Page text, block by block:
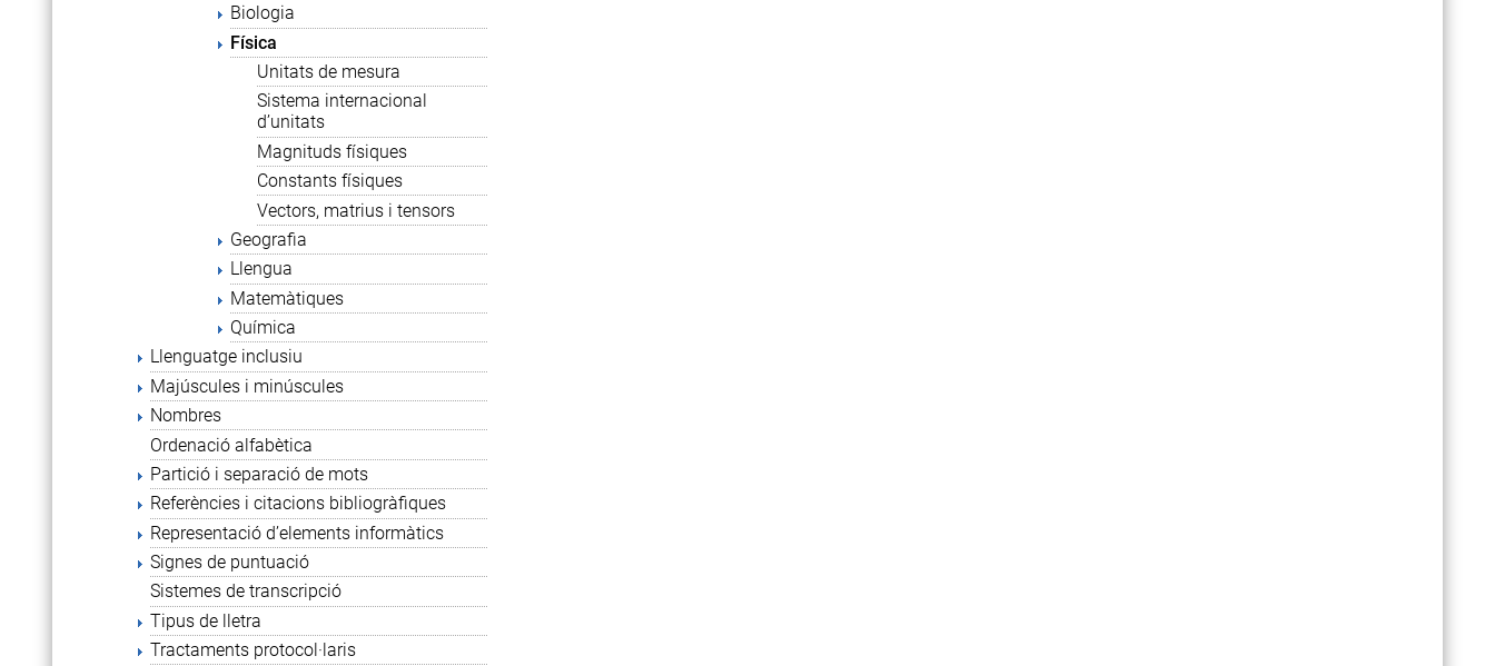
Biologia
Física
Unitats de mesura
Sistema internacional
d’unitats
Magnituds físiques
Constants físiques
Vectors, matrius i tensors
Geografia
Llengua
Matemàtiques
Química
Llenguatge inclusiu
Majúscules i minúscules
Nombres
Ordenació alfabètica
Partició i separació de mots
Referències i citacions bibliogràfiques
Representació d’elements informàtics
Signes de puntuació
Sistemes de transcripció
Tipus de lletra
Tractaments protocol·laris